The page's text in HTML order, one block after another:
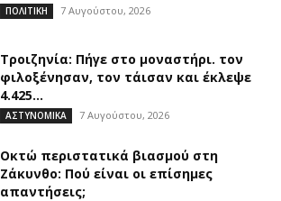
ΠΟΛΙΤΙΚΗ 7 Αυγούστου, 2026
Τροιζηνία: Πήγε στο μοναστήρι. τον
φιλοξένησαν, τον τάισαν και έκλεψε
4.425...
ΑΣΤΥΝΟΜΙΚΑ 7 Αυγούστου, 2026
Οκτώ περιστατικά βιασμού στη
Ζάκυνθο: Πού είναι οι επίσημες
απαντήσεις;